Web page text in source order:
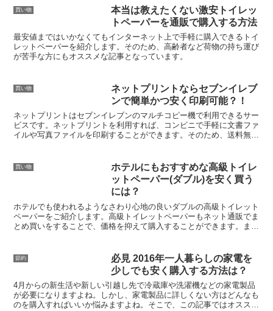
買い物
本当は教えたくない激安トイレッ
トペーパーを通販で購入する方法
最安値まではいかなくてもインターネット上で手軽に購入できるトイ
レットペーパーを紹介します。そのため、高齢者など荷物の持ち運び
が苦手な方にもオススメな記事となっています。
買い物
ネットプリントならセブンイレブ
ンで簡単かつ安く印刷可能？！
ネットプリントはセブンイレブンのマルチコピー機で利用できるサー
ビスです。ネットプリントを利用すれば、コンビニで手軽に文書ファ
イルや写真ファイルを印刷することができます。そのため、送料無料
らセブンイレブンのネットプリントで印刷するのもありでしょう。こ
の記事ではネットプリントの使い方を詳しく説明していきます。
買い物
ホテルにもおすすめな高級トイレ
ットペーパー(ダブル)を安く買う
には？
ホテルでも使われるようなさわり心地の良いダブルの高級トイレット
ペーパーをご紹介します。高級トイレットペーパーもネット通販でま
とめ買いをすることで、価格を抑えて購入することができます。ま
節約
必見 2016年一人暮らしの家電を
少しでも安く購入する方法は？
4月からの新生活や新しい引越し先で冷蔵庫や洗濯機などの家電製品
が必要になりますよね。しかし、家電製品に詳しくない方はどんなも
のを購入すればいいか悩みますよね。そこで、この記事ではオススメ